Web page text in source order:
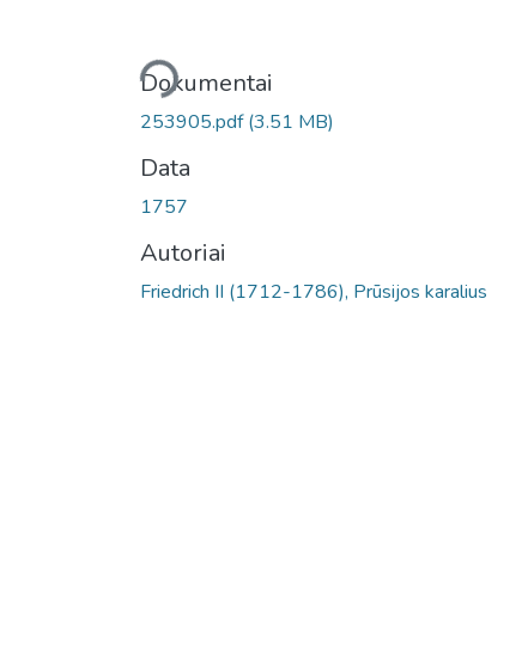
Įkeliama...
Dokumentai
253905.pdf(3.51 MB)
Data
1757
Autoriai
Friedrich II (1712-1786), Prūsijos karalius